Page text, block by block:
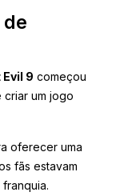
9 começou
criar um jogo
oferecer uma
fãs estavam